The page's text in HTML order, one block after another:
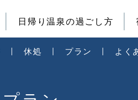
日帰り温泉の過ごし方
休処 プラン よく